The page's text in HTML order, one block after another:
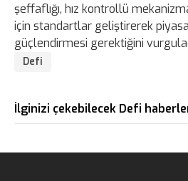
şeffaflığı, hız kontrollü
için standartlar geliştirerek piyasa
güçlendirmesi gerektiğini
Defi
İlginizi çekebilecek Defi